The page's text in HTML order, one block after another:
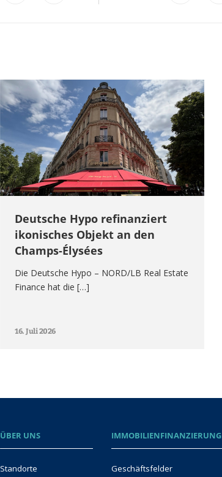
Deutsche Hypo refinanziert
ikonisches Objekt an den
Champs-Élysées
Die Deutsche Hypo – NORD/LB Real Estate
Finance hat die […]
16. Juli 2026
ÜBER UNS
Standorte
IMMOBILIENFINANZIERUNG
Geschäftsfelder